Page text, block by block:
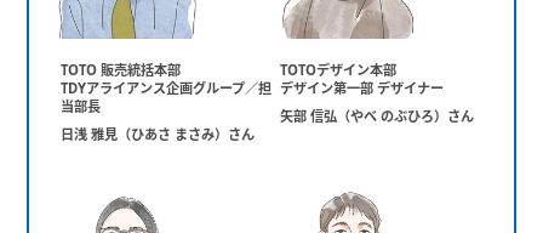
TOTO 販売統括本部
TDYアライアンス企画グループ／担
当部長
日浅 雅見（ひあさ まさみ）さん
TOTOデザイン本部
デザイン第一部 デザイナー
矢部 信弘（やべ のぶひろ）さん